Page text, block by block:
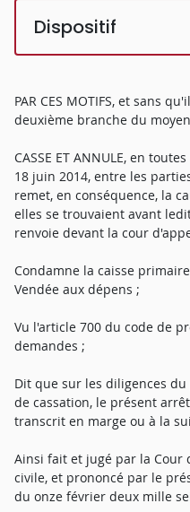
Dispositif
PAR CES MOTIFS, et sans
deuxième branche du
CASSE ET ANNULE, en
18 juin 2014, entre les
remet, en conséquence, la
elles se trouvaient avant
renvoie devant la cour
Condamne la caisse
Vendée aux dépens ;
Vu l'article 700 du code de
demandes ;
Dit que sur les diligences
de cassation, le présent
transcrit en marge ou à la
Ainsi fait et jugé par la Cour
civile, et prononcé par le
du onze février deux mille